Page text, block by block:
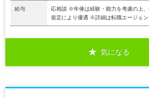
給与
応相談 ※年俸は経験・能力を考慮の上
規定により優遇 ※詳細は転職エージェン
気になる